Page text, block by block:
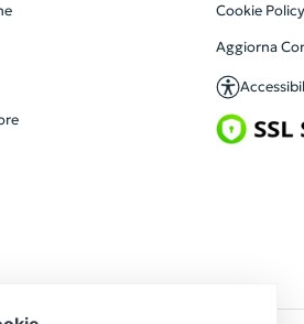
Cookie Policy
Aggiorna